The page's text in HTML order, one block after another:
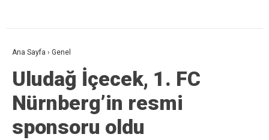
Ana Sayfa › Genel
Uludağ İçecek, 1. FC
Nürnberg’in resmi
sponsoru oldu